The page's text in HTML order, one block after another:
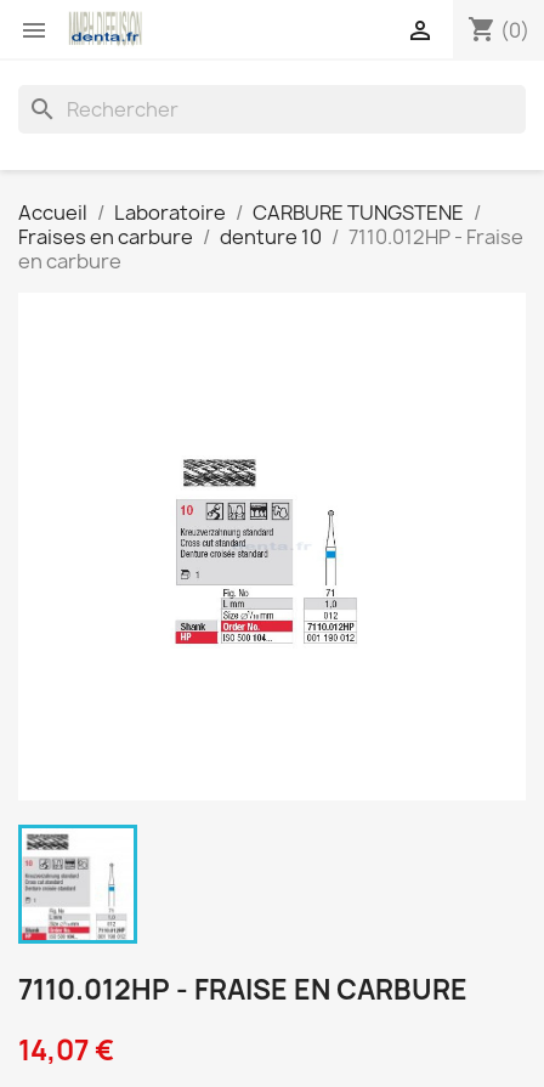
 shopping_cart (0)

search
Accueil Laboratoire
CARBURE TUNGSTENE
Fraises en carbure
denture 10
7110.012HP - Fraise
en carbure
7110.012HP - FRAISE EN CARBURE
14,07 €